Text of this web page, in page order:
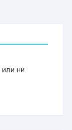
или ни